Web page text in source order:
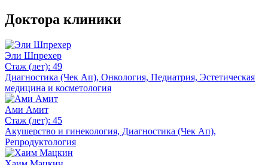
Доктора клиники
Эли Шпрехер
Стаж (лет): 49
Диагностика (Чек Ап), Онкология, Педиатрия, Эстетическая
медицина и косметология
Ами Амит
Стаж (лет): 45
Акушерство и гинекология, Диагностика (Чек Ап),
Репродуктология